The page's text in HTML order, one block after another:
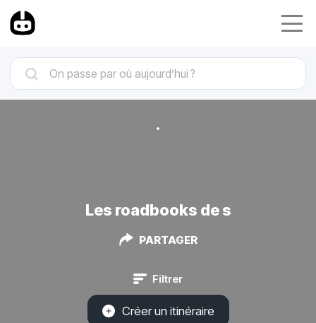
Les roadbooks de s
PARTAGER
Filtrer
Créer un itinéraire